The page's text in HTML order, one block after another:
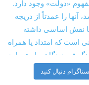
دنبال کنید